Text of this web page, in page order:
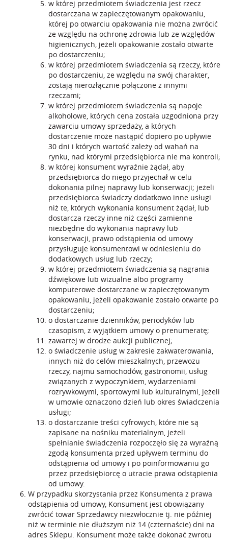
w której przedmiotem świadczenia jest rzecz
dostarczana w zapieczętowanym opakowaniu,
której po otwarciu opakowania nie można zwrócić
ze względu na ochronę zdrowia lub ze względów
higienicznych, jeżeli opakowanie zostało otwarte
po dostarczeniu;
w której przedmiotem świadczenia są rzeczy, które
po dostarczeniu, ze względu na swój charakter,
zostają nierozłącznie połączone z innymi
rzeczami;
w której przedmiotem świadczenia są napoje
alkoholowe, których cena została uzgodniona przy
zawarciu umowy sprzedaży, a których
dostarczenie może nastąpić dopiero po upływie
30 dni i których wartość zależy od wahań na
rynku, nad którymi przedsiębiorca nie ma kontroli;
w której konsument wyraźnie żądał, aby
przedsiębiorca do niego przyjechał w celu
dokonania pilnej naprawy lub konserwacji; jeżeli
przedsiębiorca świadczy dodatkowo inne usługi
niż te, których wykonania konsument żądał, lub
dostarcza rzeczy inne niż części zamienne
niezbędne do wykonania naprawy lub
konserwacji, prawo odstąpienia od umowy
przysługuje konsumentowi w odniesieniu do
dodatkowych usług lub rzeczy;
w której przedmiotem świadczenia są nagrania
dźwiękowe lub wizualne albo programy
komputerowe dostarczane w zapieczętowanym
opakowaniu, jeżeli opakowanie zostało otwarte po
dostarczeniu;
o dostarczanie dzienników, periodyków lub
czasopism, z wyjątkiem umowy o prenumeratę;
zawartej w drodze aukcji publicznej;
o świadczenie usług w zakresie zakwaterowania,
innych niż do celów mieszkalnych, przewozu
rzeczy, najmu samochodów, gastronomii, usług
związanych z wypoczynkiem, wydarzeniami
rozrywkowymi, sportowymi lub kulturalnymi, jeżeli
w umowie oznaczono dzień lub okres świadczenia
usługi;
o dostarczanie treści cyfrowych, które nie są
zapisane na nośniku materialnym, jeżeli
spełnianie świadczenia rozpoczęło się za wyraźną
zgodą konsumenta przed upływem terminu do
odstąpienia od umowy i po poinformowaniu go
przez przedsiębiorcę o utracie prawa odstąpienia
od umowy.
W przypadku skorzystania przez Konsumenta z prawa
odstąpienia od umowy, Konsument jest obowiązany
zwrócić towar Sprzedawcy niezwłocznie tj. nie później
niż w terminie nie dłuższym niż 14 (czternaście) dni na
adres Sklepu. Konsument może także dokonać zwrotu